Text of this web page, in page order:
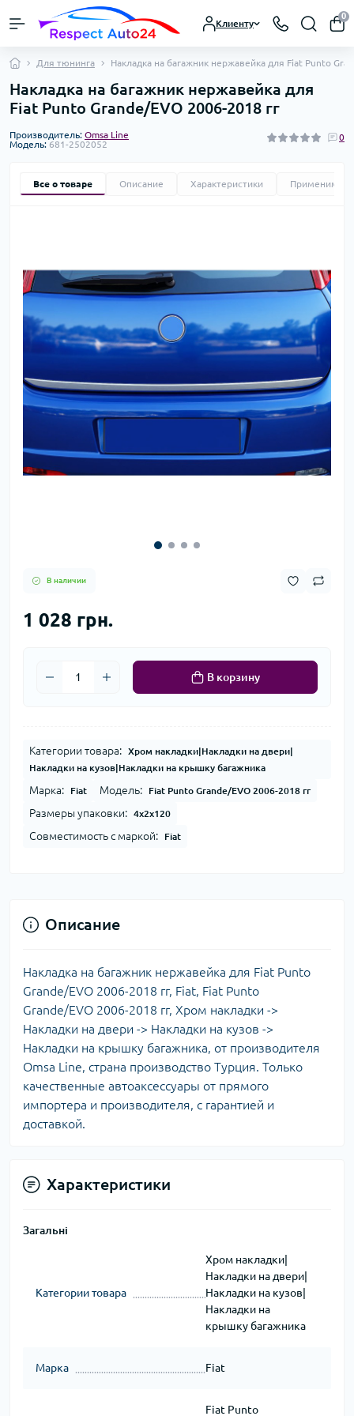
Клиенту
0
Для тюнинга Накладка на багажник нержавейка для Fiat Punto
Накладка на багажник нержавейка для
Fiat Punto Grande/EVO 2006-2018 гг
Производитель: Omsa Line
Модель: 681-2502052
0
Все о товаре Описание Характеристики
В наличии
1 028 грн.
В корзину
Категории товара:
Хром накладки|Накладки на двери|
Накладки на кузов|Накладки на крышку багажника
Марка: Fiat Модель: Fiat Punto Grande/EVO 2006-2018 гг
Размеры упаковки: 4x2x120
Совместимость с маркой: Fiat
Описание
Накладка на багажник нержавейка для Fiat Punto
Grande/EVO 2006-2018 гг, Fiat, Fiat Punto
Grande/EVO 2006-2018 гг, Хром накладки ->
Накладки на двери -> Накладки на кузов ->
Накладки на крышку багажника, от производителя
Omsa Line, страна производство Турция. Только
качественные автоаксессуары от прямого
импортера и производителя, с гарантией и
доставкой.
Характеристики
Загальні
Категории товара
Хром накладки|
Накладки на двери|
Накладки на кузов|
Накладки на
крышку багажника
Марка Fiat
Fiat Punto